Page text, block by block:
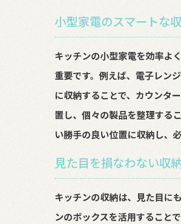
小型家電のスマートな
キッチンの小型家電を効率よ
重要です。例えば、電子レン
に収納することで、カウンタ
置し、個々の製品を整理する
い勝手の良い位置に収納し、
見た目を損なわない収
キッチンの収納は、見た目に
ンのボックスを活用すること